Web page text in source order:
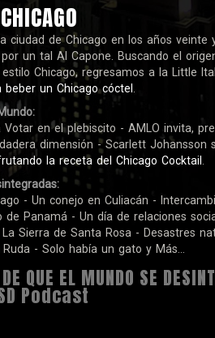
ciudad de Chicago en los años veinte
un tal Al Capone. Buscando el
Chicago, regresamos a la Little
un Chicago cóctel .
Votar en el plebiscito - AMLO invita,
dimensión - Scarlett Johansson
la receta del Chicago Cocktail .
- Un conejo en Culiacán -
de Panamá - Un día de relaciones
Sierra de Santa Rosa - Desastres
Ruda - Solo había un gato y Más...
QUE EL MUNDO SE
Podcast